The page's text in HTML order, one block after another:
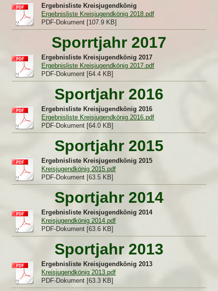
Ergebnisliste Kreisjugendkönig
Ergebnisliste Kreisjugendkönig 2018.pdf
PDF-Dokument [107.9 KB]
Sporrtjahr 2017
Ergebnisliste Kreisjugendkönig 2017
Ergebnisliste Kreisjugendkönig 2017.pdf
PDF-Dokument [64.4 KB]
Sportjahr 2016
Ergebnisliste Kreisjugendkönig 2016
Ergebnisliste Kreisjugendkönig 2016.pdf
PDF-Dokument [64.0 KB]
Sportjahr 2015
Ergebnisliste Kreisjugendkönig 2015
Kreisjugendkönig 2015.pdf
PDF-Dokument [63.5 KB]
Sportjahr 2014
Ergebnisliste Kreisjugendkönig 2014
Kreisjugendkönig 2014.pdf
PDF-Dokument [63.6 KB]
Sportjahr 2013
Ergebnisliste Kreisjugendkönig 2013
Kreisjugendkönig 2013.pdf
PDF-Dokument [63.3 KB]